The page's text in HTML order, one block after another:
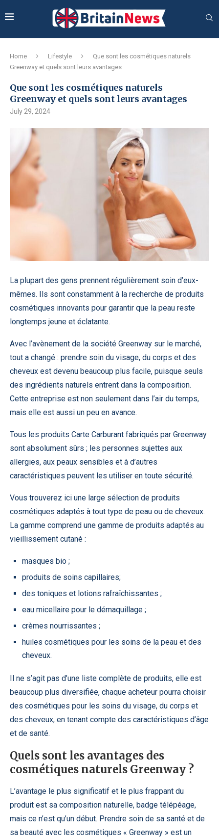
Home Lifestyle
Que sont les cosmétiques naturels
Greenway et quels sont leurs avantages
Que sont les cosmétiques naturels
Greenway et quels sont leurs avantages
July 29, 2024
La plupart des gens prennent régulièrement soin d’eux-
mêmes. Ils sont constamment à la recherche de produits
cosmétiques innovants pour garantir que la peau reste
longtemps jeune et éclatante.
Avec l’avènement de la société Greenway sur le marché,
tout a changé : prendre soin du visage, du corps et des
cheveux est devenu beaucoup plus facile, puisque seuls
des ingrédients naturels entrent dans la composition.
Cette entreprise est non seulement dans l’air du temps,
mais elle est aussi un peu en avance.
Tous les produits Carte Carburant fabriqués par Greenway
sont absolument sûrs ; les personnes sujettes aux
allergies, aux peaux sensibles et à d’autres
caractéristiques peuvent les utiliser en toute sécurité.
Vous trouverez ici une large sélection de produits
cosmétiques adaptés à tout type de peau ou de cheveux.
La gamme comprend une gamme de produits adaptés au
vieillissement cutané :
masques bio ;
produits de soins capillaires;
des toniques et lotions rafraîchissantes ;
eau micellaire pour le démaquillage ;
crèmes nourrissantes ;
huiles cosmétiques pour les soins de la peau et des
cheveux.
Il ne s’agit pas d’une liste complète de produits, elle est
beaucoup plus diversifiée, chaque acheteur pourra choisir
des cosmétiques pour les soins du visage, du corps et
des cheveux, en tenant compte des caractéristiques d’âge
et de santé.
Quels sont les avantages des
cosmétiques naturels Greenway ?
L’avantage le plus significatif et le plus frappant du
produit est sa composition naturelle, badge télépéage,
mais ce n’est qu’un début. Prendre soin de sa santé et de
sa beauté avec les cosmétiques « Greenway » est un